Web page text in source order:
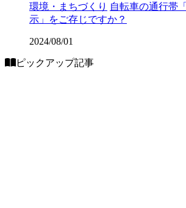
環境・まちづくり 自転車の通行帯
示」をご存じですか？
2024/08/01
ピックアップ記事